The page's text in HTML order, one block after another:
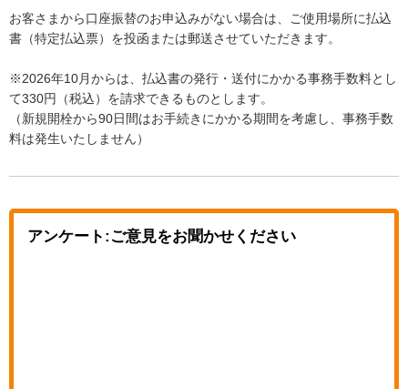
お客さまから口座振替のお申込みがない場合は、ご使用場所に払込
書（特定払込票）を投函または郵送させていただきます。
※2026年10月からは、払込書の発行・送付にかかる事務手数料とし
て330円（税込）を請求できるものとします。
（新規開栓から90日間はお手続きにかかる期間を考慮し、事務手数
料は発生いたしません）
アンケート:ご意見をお聞かせください